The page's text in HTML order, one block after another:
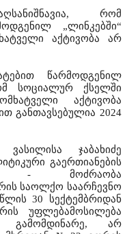
რომ
„ლინკებში“
აქტივობა არ
წარმოდგენილ
სოციალურ ქსელში
აქტივობა
განთავსებულია 2024
ჯაბახიძე
გაერთიანების
- მოძრაობა
საოლქო საარჩევნო
30 სექტემბრიდან
უფლებამოსილება
გამომდინარე, არ